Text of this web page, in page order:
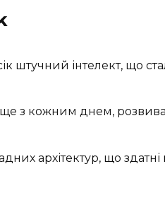
штучний інтелект, що
з кожним днем,
архітектур, що